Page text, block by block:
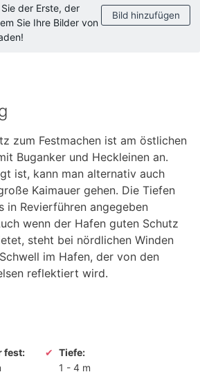
der Erste, der
Sie Ihre Bilder von
Bild hinzufügen
zum Festmachen ist am östlichen
Buganker und Heckleinen an.
ist, kann man alternativ auch
Kaimauer gehen. Die Tiefen
in Revierführen angegeben
wenn der Hafen guten Schutz
steht bei nördlichen Winden
im Hafen, der von den
reflektiert wird.
fest:
Tiefe:
1 - 4 m